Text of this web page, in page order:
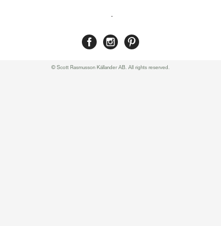
.
© Scott Rasmusson Källander AB. All rights reserved.